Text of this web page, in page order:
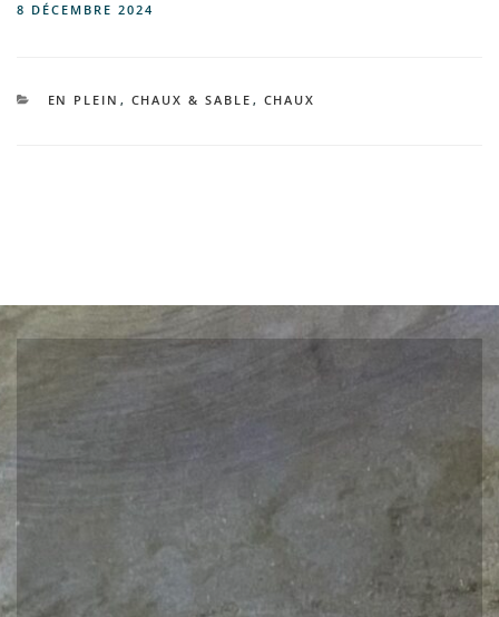
PUBLIÉ
8 DÉCEMBRE 2024
CATÉGORIES
EN PLEIN , CHAUX & SABLE , CHAUX
l’article